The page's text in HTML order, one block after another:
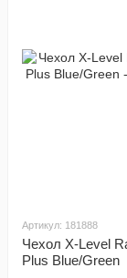
Артикул: 181888
Чехол X-Level
Plus Blue/Green